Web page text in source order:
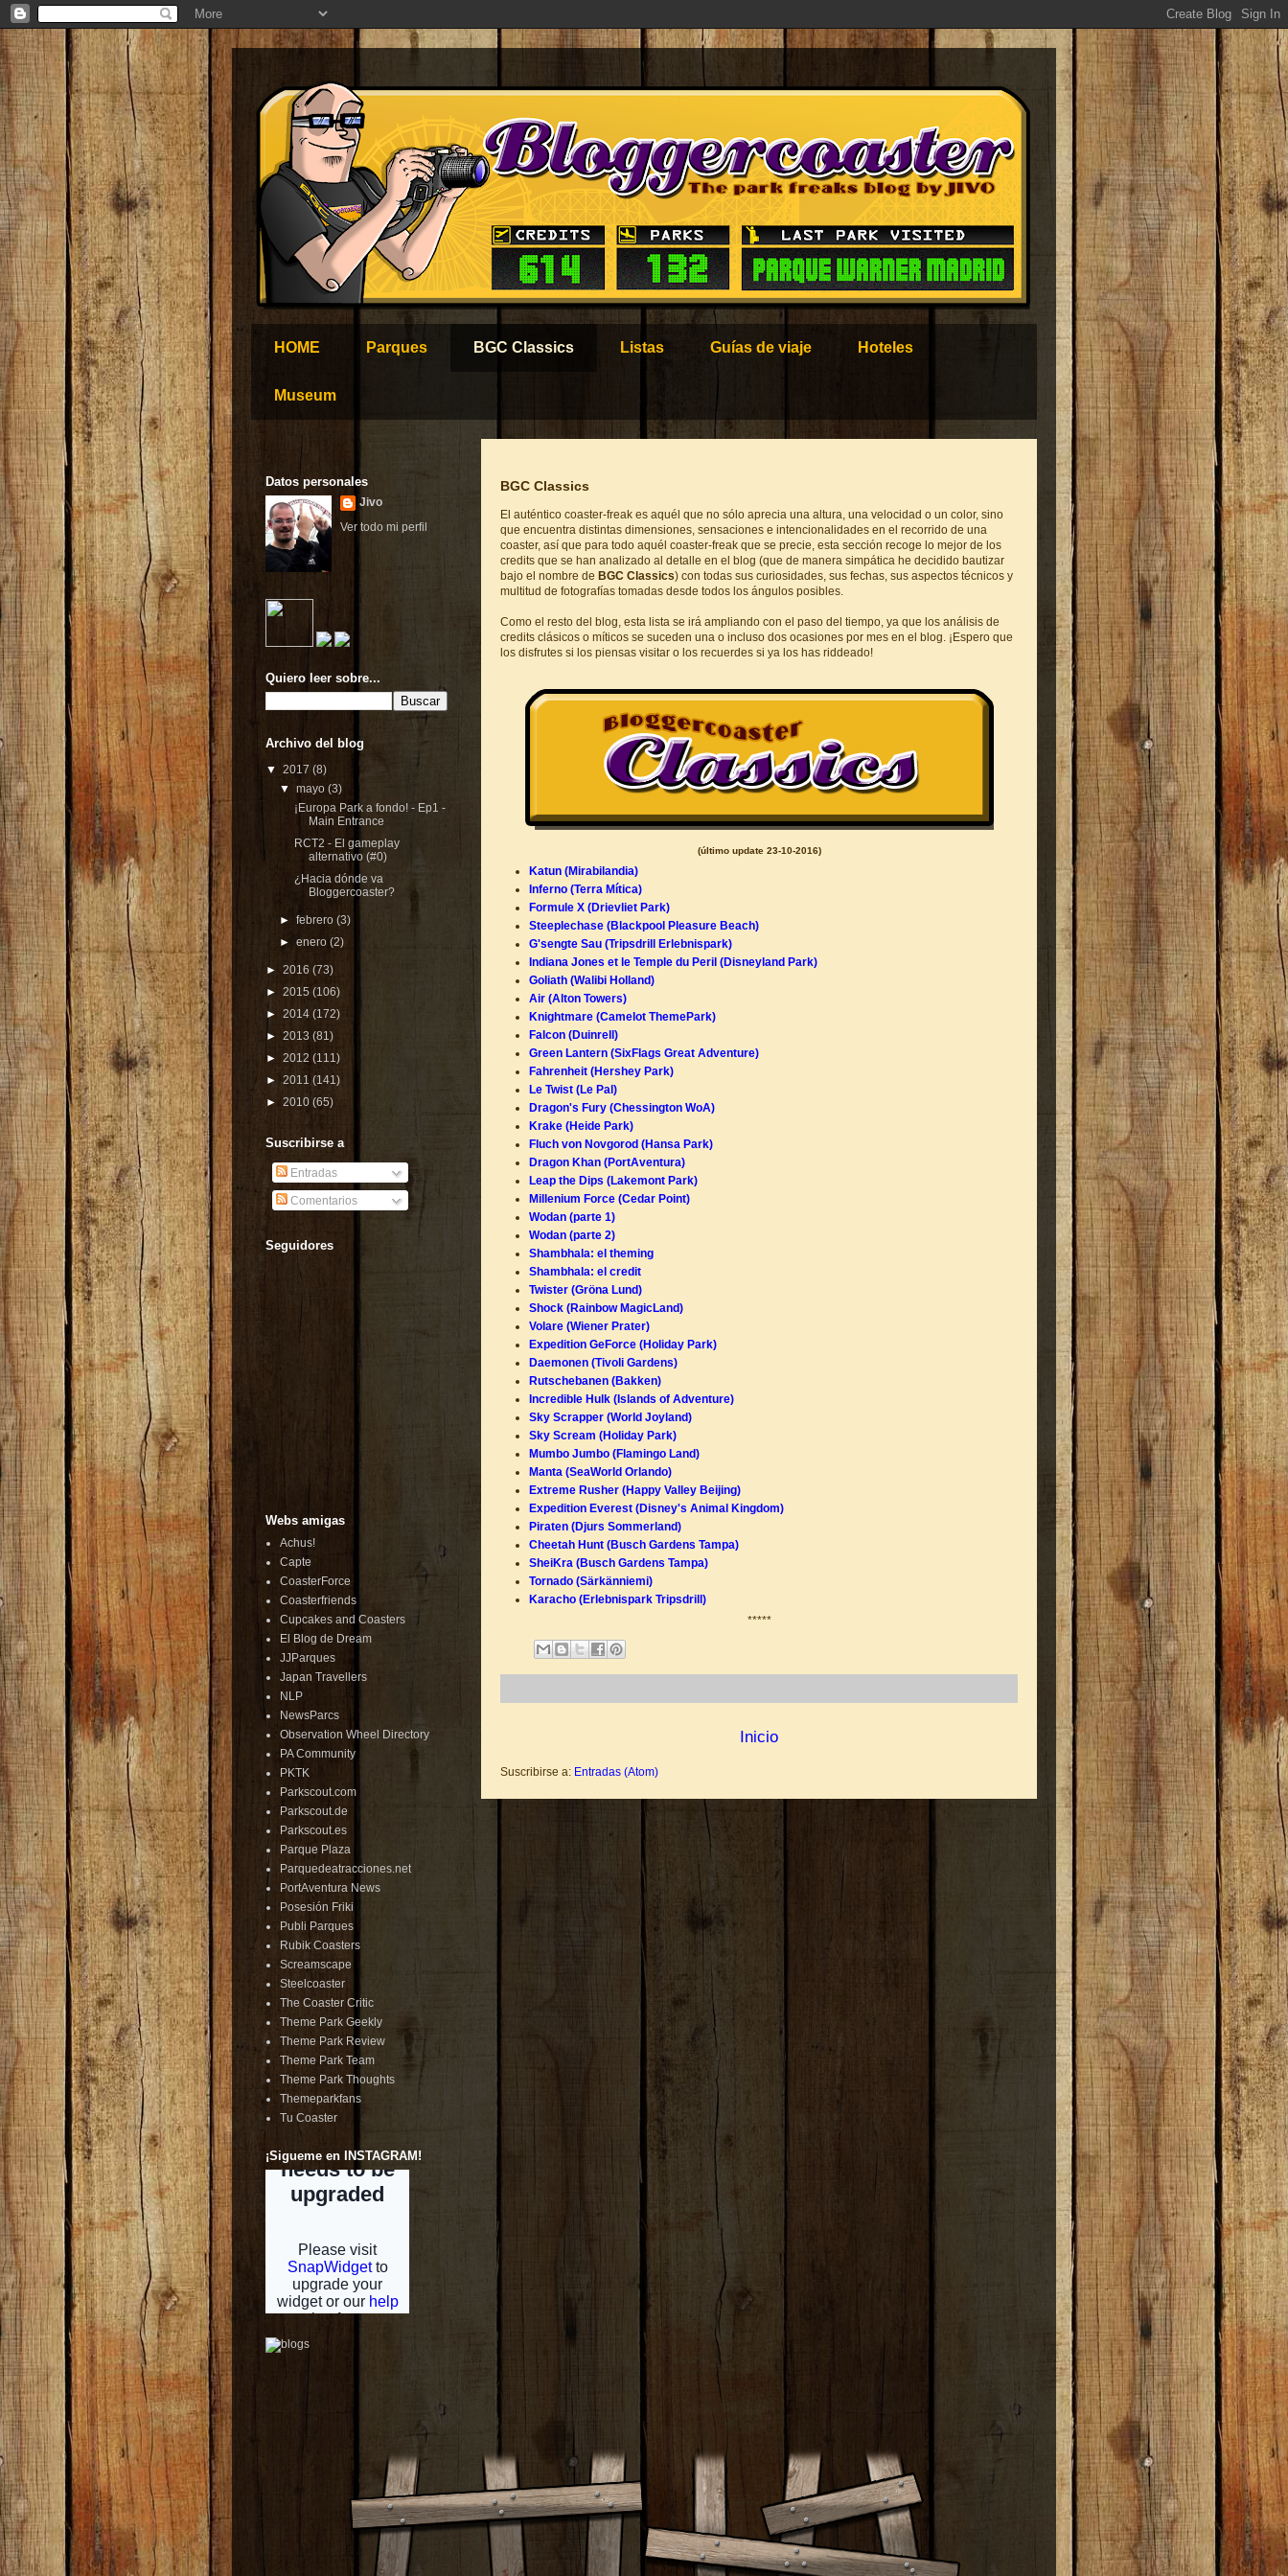
HOME Parques BGC Classics Listas Guías de viaje Hoteles
Museum
BGC Classics
El auténtico coaster-freak es aquél que no sólo aprecia una altura, una velocidad o un color, sino
que encuentra distintas dimensiones, sensaciones e intencionalidades en el recorrido de una
coaster, así que para todo aquél coaster-freak que se precie, esta sección recoge lo mejor de los
credits que se han analizado al detalle en el blog (que de manera simpática he decidido bautizar
bajo el nombre de BGC Classics) con todas sus curiosidades, sus fechas, sus aspectos técnicos y
multitud de fotografías tomadas desde todos los ángulos posibles.
Como el resto del blog, esta lista se irá ampliando con el paso del tiempo, ya que los análisis de
credits clásicos o míticos se suceden una o incluso dos ocasiones por mes en el blog. ¡Espero que
los disfrutes si los piensas visitar o los recuerdes si ya los has riddeado!
(último update 23-10-2016)
Katun (Mirabilandia)
Inferno (Terra Mítica)
Formule X (Drievliet Park)
Steeplechase (Blackpool Pleasure Beach)
G'sengte Sau (Tripsdrill Erlebnispark)
Indiana Jones et le Temple du Peril (Disneyland Park)
Goliath (Walibi Holland)
Air (Alton Towers)
Knightmare (Camelot ThemePark)
Falcon (Duinrell)
Green Lantern (SixFlags Great Adventure)
Fahrenheit (Hershey Park)
Le Twist (Le Pal)
Dragon's Fury (Chessington WoA)
Krake (Heide Park)
Fluch von Novgorod (Hansa Park)
Dragon Khan (PortAventura)
Leap the Dips (Lakemont Park)
Millenium Force (Cedar Point)
Wodan (parte 1)
Wodan (parte 2)
Shambhala: el theming
Shambhala: el credit
Twister (Gröna Lund)
Shock (Rainbow MagicLand)
Volare (Wiener Prater)
Expedition GeForce (Holiday Park)
Daemonen (Tivoli Gardens)
Rutschebanen (Bakken)
Incredible Hulk (Islands of Adventure)
Sky Scrapper (World Joyland)
Sky Scream (Holiday Park)
Mumbo Jumbo (Flamingo Land)
Manta (SeaWorld Orlando)
Extreme Rusher (Happy Valley Beijing)
Expedition Everest (Disney's Animal Kingdom)
Piraten (Djurs Sommerland)
Cheetah Hunt (Busch Gardens Tampa)
SheiKra (Busch Gardens Tampa)
Tornado (Särkänniemi)
Karacho (Erlebnispark Tripsdrill)
*****
Inicio
Suscribirse a: Entradas (Atom)
Datos personales
Jivo
Ver todo mi perfil
Quiero leer sobre...
Archivo del blog
▼ 2017 (8)
▼mayo(3)
¡Europa Park a fondo! - Ep1 -
Main Entrance
RCT2 - El gameplay
alternativo (#0)
¿Hacia dónde va
Bloggercoaster?
►febrero(3)
►enero(2)
► 2016 (73)
► 2015 (106)
► 2014 (172)
► 2013 (81)
► 2012 (111)
► 2011 (141)
► 2010 (65)
Suscribirse a
Entradas
Comentarios
Seguidores
Webs amigas
Achus!
Capte
CoasterForce
Coasterfriends
Cupcakes and Coasters
El Blog de Dream
JJParques
Japan Travellers
NLP
NewsParcs
Observation Wheel Directory
PA Community
PKTK
Parkscout.com
Parkscout.de
Parkscout.es
Parque Plaza
Parquedeatracciones.net
PortAventura News
Posesión Friki
Publi Parques
Rubik Coasters
Screamscape
Steelcoaster
The Coaster Critic
Theme Park Geekly
Theme Park Review
Theme Park Team
Theme Park Thoughts
Themeparkfans
Tu Coaster
¡Sigueme en INSTAGRAM!